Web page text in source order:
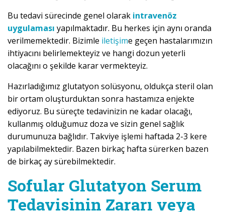
Bu tedavi sürecinde genel olarak intravenöz
uygulaması yapılmaktadır. Bu herkes için aynı oranda
verilmemektedir. Bizimle iletişime geçen hastalarımızın
ihtiyacını belirlemekteyiz ve hangi dozun yeterli
olacağını o şekilde karar vermekteyiz.
Hazırladığımız glutatyon solüsyonu, oldukça steril olan
bir ortam oluşturduktan sonra hastamıza enjekte
ediyoruz. Bu süreçte tedavinizin ne kadar olacağı,
kullanmış olduğumuz doza ve sizin genel sağlık
durumunuza bağlıdır. Takviye işlemi haftada 2-3 kere
yapılabilmektedir. Bazen birkaç hafta sürerken bazen
de birkaç ay sürebilmektedir.
Sofular Glutatyon Serum
Tedavisinin Zararı veya